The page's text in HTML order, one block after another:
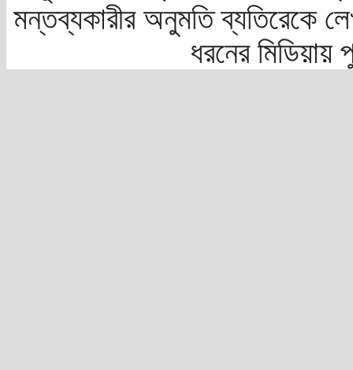
মন্তব্যকারীর অনুমতি ব্যতিরেকে
ধরনের মিডিয়ায়